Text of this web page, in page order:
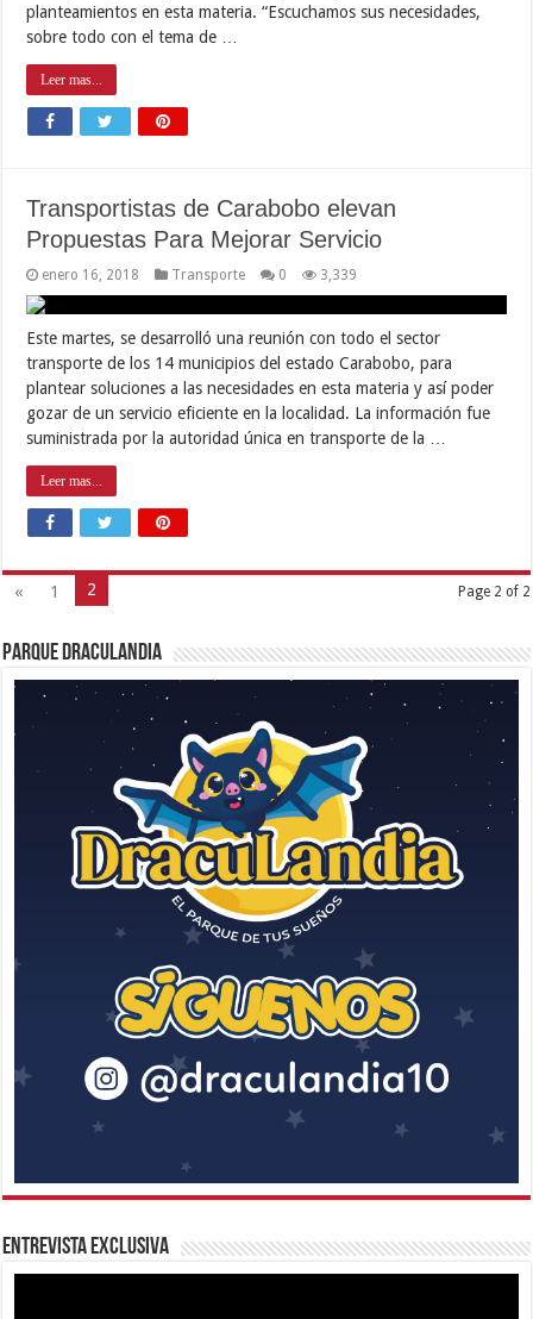
planteamientos en esta materia. “Escuchamos sus necesidades,
sobre todo con el tema de …
Leer mas...
Transportistas de Carabobo elevan
Propuestas Para Mejorar Servicio
enero 16, 2018 Transporte 0 3,339
Este martes, se desarrolló una reunión con todo el sector
transporte de los 14 municipios del estado Carabobo, para
plantear soluciones a las necesidades en esta materia y así poder
gozar de un servicio eficiente en la localidad. La información fue
suministrada por la autoridad única en transporte de la …
Leer mas...
Page 2 of 2
« 1 2
Parque Draculandia
Entrevista Exclusiva